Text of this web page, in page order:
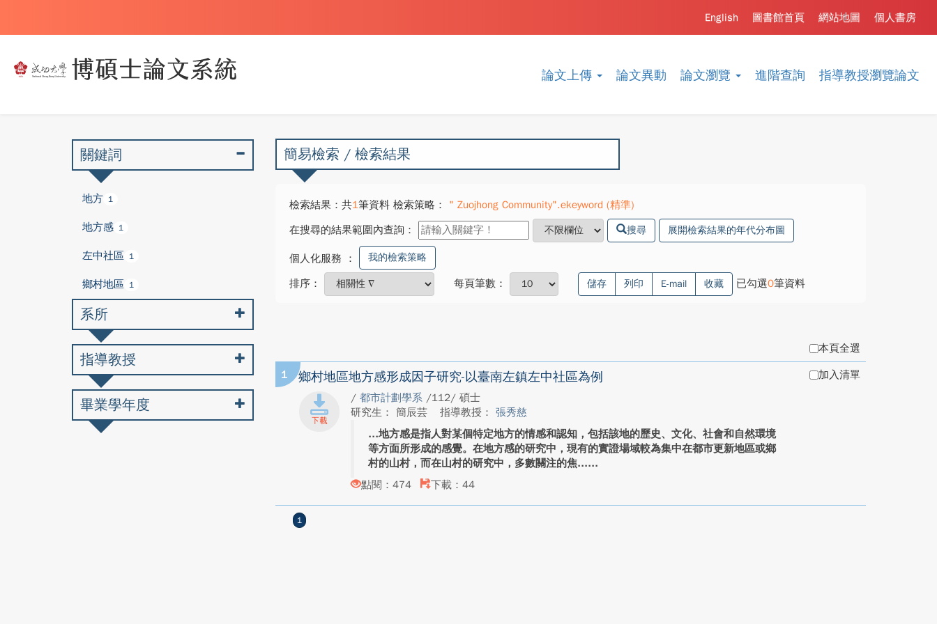
論文上傳 論文異動 論文瀏覽 進階查詢 指導教授瀏覽論文
個人書房
網站地圖
圖書館首頁
English
簡易檢索 / 檢索結果
檢索結果：共1筆資料 檢索策略：
" Zuojhong Community".ekeyword (精準)
在搜尋的結果範圍內查詢：
搜尋 展開檢索結果的年代分布圖
個人化服務 ： 我的檢索策略
排序： 每頁筆數： 儲存 列印 E-mail 收藏 已勾選0筆資料
本頁全選
1 鄉村地區地方感形成因子研究-以臺南左鎮左中社區為例
/ 都市計劃學系 /112/ 碩士
研究生： 簡辰芸
指導教授： 張秀慈
地方感是指人對某個特定地方的情感和認知，包括該地的歷史、文化、社會和自然環境
等方面所形成的感覺。在地方感的研究中，現有的實證場域較為集中在都市更新地區或鄉
村的山村，而在山村的研究中，多數關注的焦...
點閱：474
下載：44
加入清單
1
關鍵詞
地方 1
地方感 1
左中社區 1
鄉村地區 1
系所
指導教授
畢業學年度